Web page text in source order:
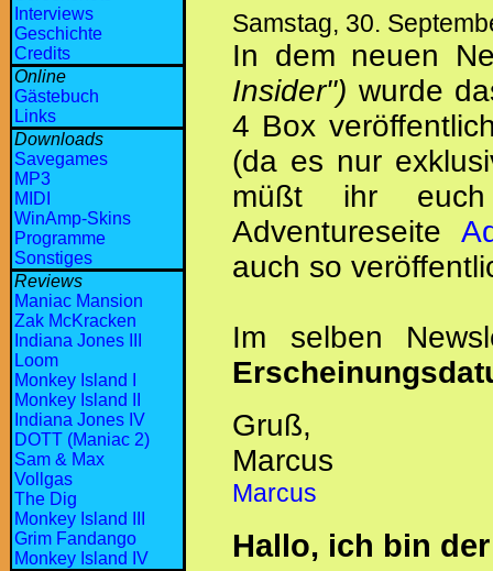
Interviews
Geschichte
Credits
Online
Gästebuch
Links
Downloads
Savegames
MP3
MIDI
WinAmp-Skins
Programme
Sonstiges
Reviews
Maniac Mansion
Zak McKracken
Indiana Jones III
Loom
Monkey Island I
Monkey Island II
Indiana Jones IV
DOTT (Maniac 2)
Sam & Max
Vollgas
The Dig
Monkey Island III
Grim Fandango
Monkey Island IV
Samstag, 30.
In dem neuen
Insider") wurde
4 Box
(da es nur
müßt ihr
Adventureseite
auch so
Im selben
Gruß,
Marcus
Marcus
Hallo, ich bin